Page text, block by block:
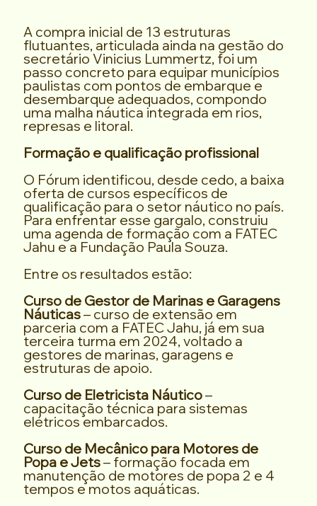
A compra inicial de 13 estruturas
flutuantes, articulada ainda na gestão do
secretário Vinicius Lummertz, foi um
passo concreto para equipar municípios
paulistas com pontos de embarque e
desembarque adequados, compondo
uma malha náutica integrada em rios,
represas e litoral.
Formação e qualificação profissional
O Fórum identificou, desde cedo, a baixa
oferta de cursos específicos de
qualificação para o setor náutico no país.
Para enfrentar esse gargalo, construiu
uma agenda de formação com a FATEC
Jahu e a Fundação Paula Souza.
Entre os resultados estão:
Curso de Gestor de Marinas e Garagens
Náuticas– curso de extensão em
parceria com a FATEC Jahu, já em sua
terceira turma em 2024, voltado a
gestores de marinas, garagens e
estruturas de apoio.
Curso de Eletricista Náutico–
capacitação técnica para sistemas
elétricos embarcados.
Curso de Mecânico para Motores de
Popa e Jets– formação focada em
manutenção de motores de popa 2 e 4
tempos e motos aquáticas.